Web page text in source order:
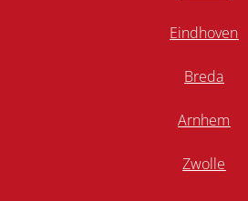
Eindhoven
Breda
Arnhem
Zwolle